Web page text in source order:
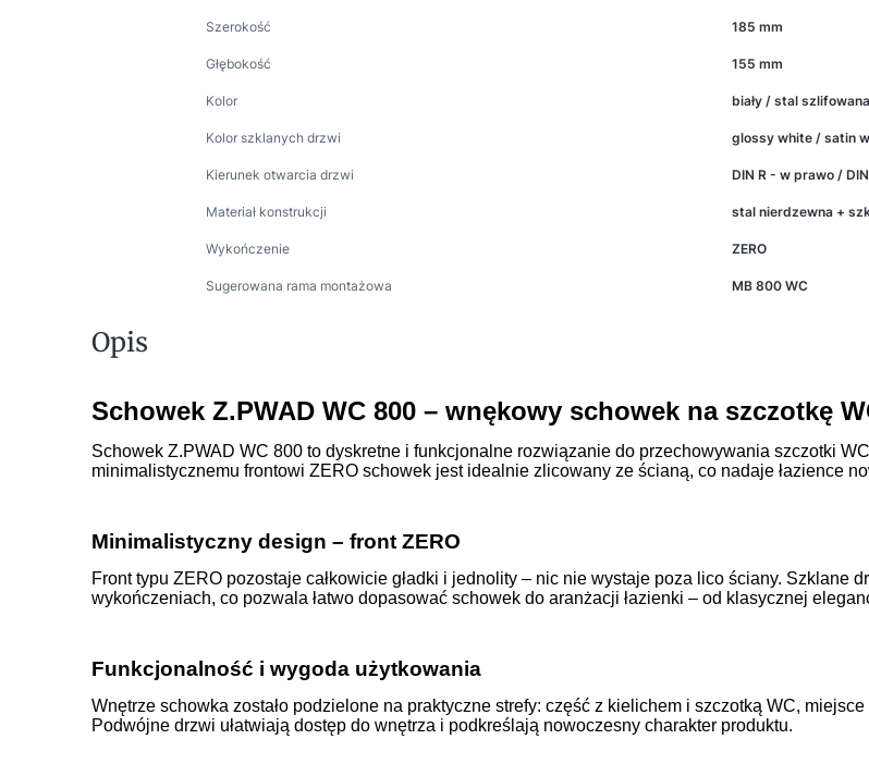
Szerokość 185 mm
Głębokość 155 mm
Kolor biały / stal
Kolor szklanych drzwi glossy white / satin
Kierunek otwarcia drzwi DIN R - w prawo /
Materiał konstrukcji stal nierdzewna +
Wykończenie ZERO
Sugerowana rama montażowa MB 800 WC
Opis
Schowek Z.PWAD WC 800 – wnękowy schowek na szczotkę
Schowek Z.PWAD WC 800 to dyskretne i funkcjonalne rozwiązanie do przechowywania szczotki
minimalistycznemu frontowi ZERO schowek jest idealnie zlicowany ze ścianą, co nadaje łazience
Minimalistyczny design – front ZERO
Front typu ZERO pozostaje całkowicie gładki i jednolity – nic nie wystaje poza lico ściany. Szklane
wykończeniach, co pozwala łatwo dopasować schowek do aranżacji łazienki – od klasycznej
Funkcjonalność i wygoda użytkowania
Wnętrze schowka zostało podzielone na praktyczne strefy: część z kielichem i szczotką WC,
Podwójne drzwi ułatwiają dostęp do wnętrza i podkreślają nowoczesny charakter produktu.